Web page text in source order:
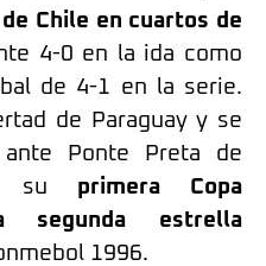
Chile en cuartos de
4-0 en la ida como
de 4-1 en la serie.
de Paraguay y se
Ponte Preta de
su primera Copa
segunda estrella
1996.